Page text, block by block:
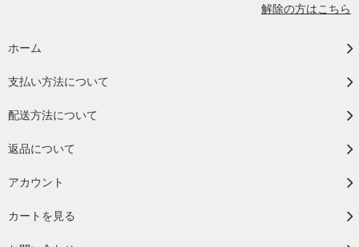
解除の方はこちら
ホーム
支払い方法について
配送方法について
返品について
アカウント
カートを見る